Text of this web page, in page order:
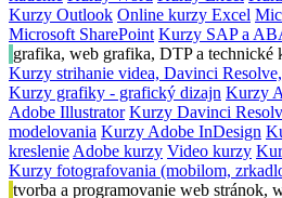
Kurzy Outlook Online kurzy Excel
Microsoft SharePoint Kurzy SAP a
grafika, web grafika, DTP a technické
Kurzy strihanie videa, Davinci
Kurzy grafiky - grafický dizajn Kurzy
Adobe Illustrator Kurzy Davinci
modelovania Kurzy Adobe InDesign
kreslenie Adobe kurzy Video kurzy
Kurzy fotografovania (mobilom,
tvorba a programovanie web stránok,